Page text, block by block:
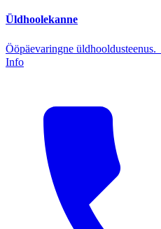
Üldhoolekanne
Ööpäevaringne üldhooldusteenus.
Info